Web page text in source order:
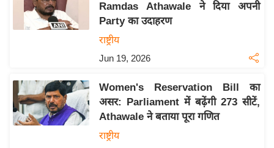
शे
रा
य
ब
Ramdas Athawale ने दिया अपनी
Party का उदाहरण
राष्ट्रीय
Jun 19, 2026
Women's Reservation Bill का
असर: Parliament में बढ़ेंगी 273 सीटें,
Athawale ने बताया पूरा गणित
राष्ट्रीय